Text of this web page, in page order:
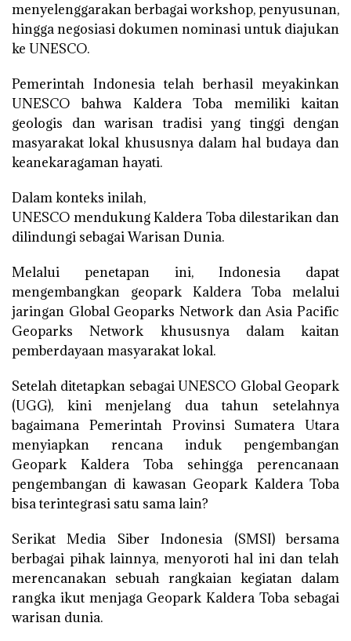
menyelenggarakan berbagai workshop, penyusunan,
hingga negosiasi dokumen nominasi untuk diajukan
ke UNESCO.
Pemerintah Indonesia telah berhasil meyakinkan
UNESCO bahwa Kaldera Toba memiliki kaitan
geologis dan warisan tradisi yang tinggi dengan
masyarakat lokal khususnya dalam hal budaya dan
keanekaragaman hayati.
Dalam konteks inilah,
UNESCO mendukung Kaldera Toba dilestarikan dan
dilindungi sebagai Warisan Dunia.
Melalui penetapan ini, Indonesia dapat
mengembangkan geopark Kaldera Toba melalui
jaringan Global Geoparks Network dan Asia Pacific
Geoparks Network khususnya dalam kaitan
pemberdayaan masyarakat lokal.
Setelah ditetapkan sebagai UNESCO Global Geopark
(UGG), kini menjelang dua tahun setelahnya
bagaimana Pemerintah Provinsi Sumatera Utara
menyiapkan rencana induk pengembangan
Geopark Kaldera Toba sehingga perencanaan
pengembangan di kawasan Geopark Kaldera Toba
bisa terintegrasi satu sama lain?
Serikat Media Siber Indonesia (SMSI) bersama
berbagai pihak lainnya, menyoroti hal ini dan telah
merencanakan sebuah rangkaian kegiatan dalam
rangka ikut menjaga Geopark Kaldera Toba sebagai
warisan dunia.